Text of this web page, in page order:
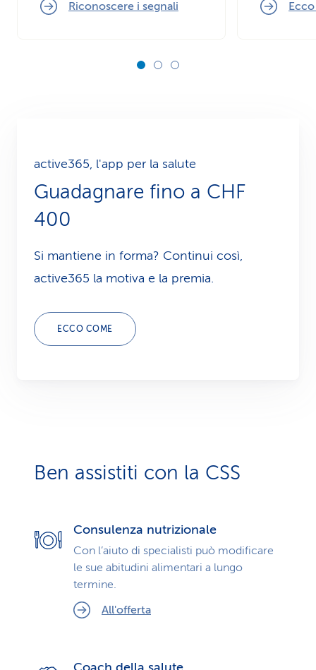
Riconoscere i segnali
active365, l'app per la salute
Guadagnare fino a CHF
400
Si mantiene in forma? Continui così,
active365 la motiva e la premia.
ECCO COME
Ben assistiti con la CSS
Consulenza nutrizionale
Con l’aiuto di specialisti può modificare
le sue abitudini alimentari a lungo
termine.
All'offerta
Coach della salute